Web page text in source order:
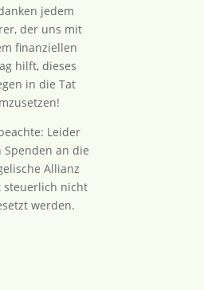
jedem
der uns mit
finanziellen
hilft, dieses
in die Tat
Leider
Spenden an die
Allianz
steuerlich nicht
werden.